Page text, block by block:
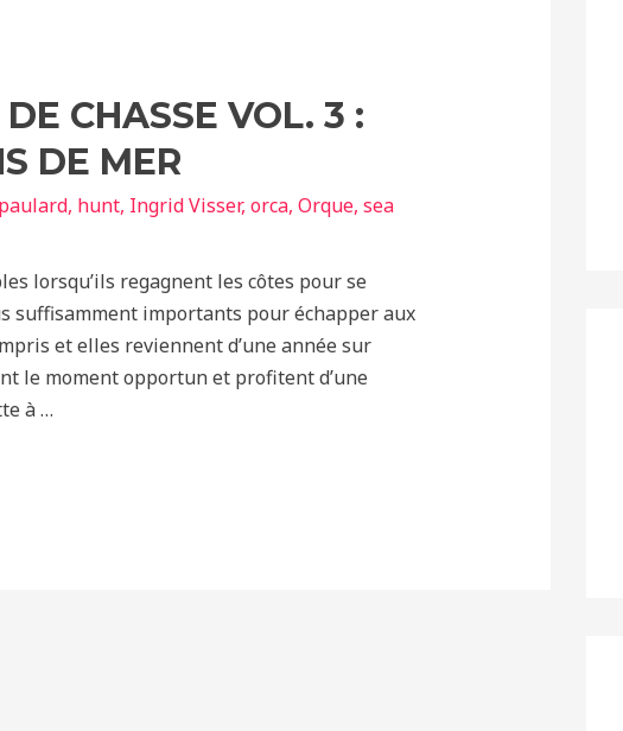
CHASSE VOL. 3 :
DE MER
, hunt, Ingrid Visser, orca, Orque, sea
lorsqu’ils regagnent les côtes pour se
suffisamment importants pour échapper aux
et elles reviennent d’une année sur
le moment opportun et profitent d’une
à …